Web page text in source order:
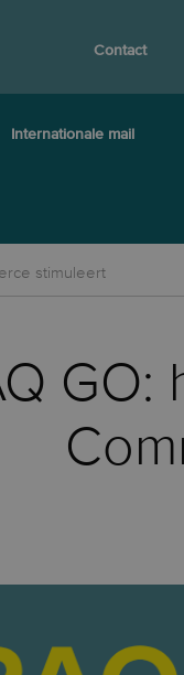
Contact
Internationale mail
stimuleert